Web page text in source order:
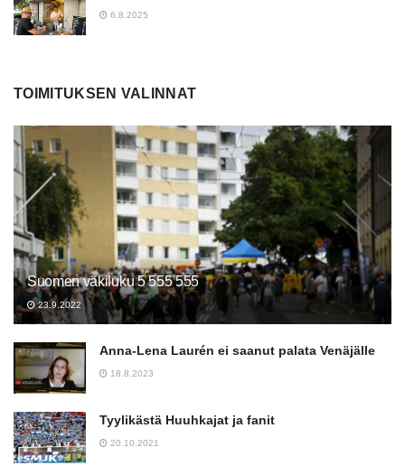
6.8.2025
TOIMITUKSEN VALINNAT
Suomen väkiluku 5 555 555
23.9.2022
Anna-Lena Laurén ei saanut palata Venäjälle
18.8.2023
Tyylikästä Huuhkajat ja fanit
20.10.2021